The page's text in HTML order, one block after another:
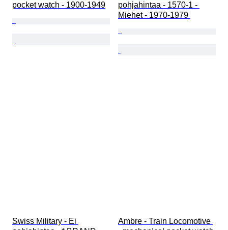
pocket watch - 1900-1949
pohjahintaa - 1570-1 -
Miehet - 1970-1979
Swiss Military - Ei
Ambre - Train Locomotive